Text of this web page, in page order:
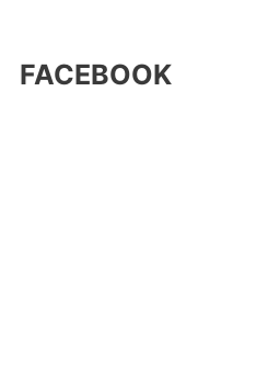
FACEBOOK